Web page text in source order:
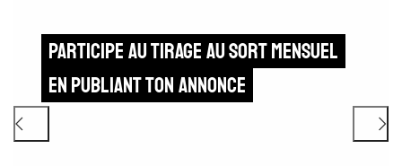
Participe au tirage au sort mensuel
en publiant ton annonce